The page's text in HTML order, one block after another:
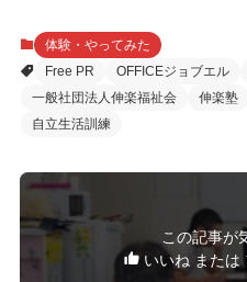
体験・やってみた
Free PR
OFFICEジョブエル
一般社団法人伸楽福祉会
伸楽塾
自立生活訓練
この記事が
いいね または